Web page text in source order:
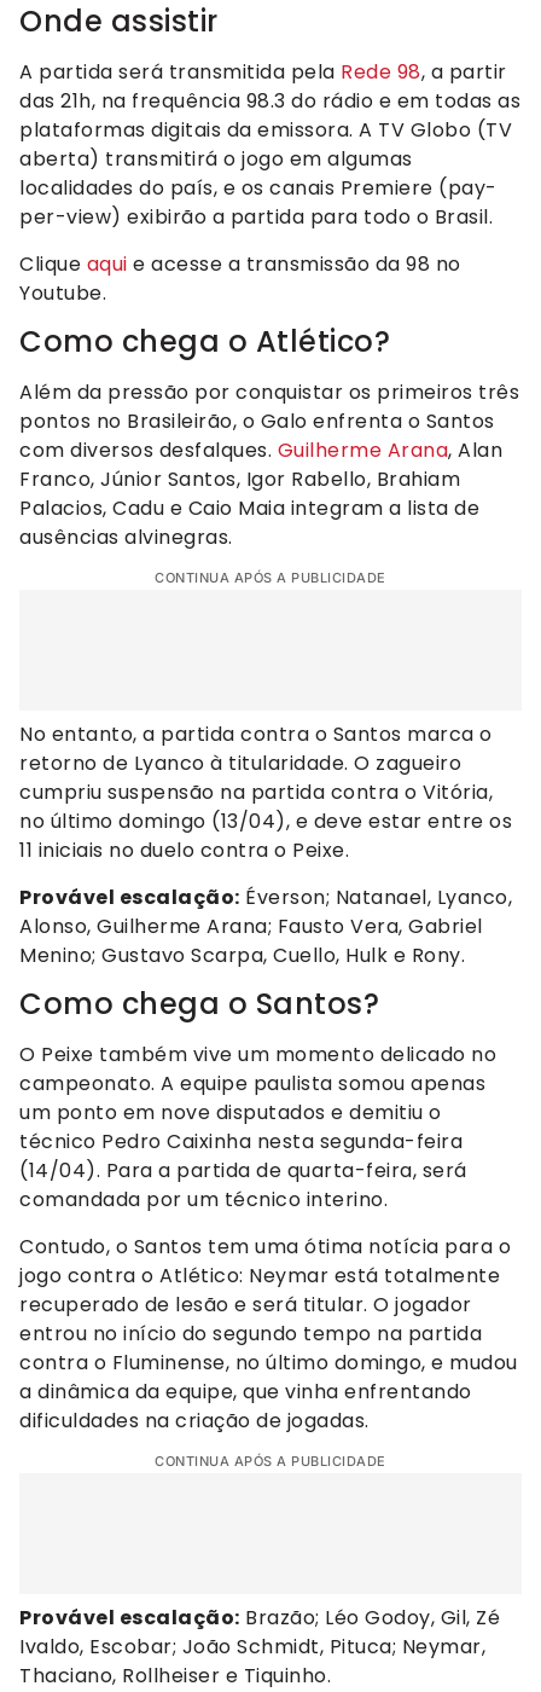
Onde assistir
A partida será transmitida pela Rede 98, a partir
das 21h, na frequência 98.3 do rádio e em todas as
plataformas digitais da emissora. A TV Globo (TV
aberta) transmitirá o jogo em algumas
localidades do país, e os canais Premiere (pay-
per-view) exibirão a partida para todo o Brasil.
Clique aqui e acesse a transmissão da 98 no
Youtube.
Como chega o Atlético?
Além da pressão por conquistar os primeiros três
pontos no Brasileirão, o Galo enfrenta o Santos
com diversos desfalques. Guilherme Arana, Alan
Franco, Júnior Santos, Igor Rabello, Brahiam
Palacios, Cadu e Caio Maia integram a lista de
ausências alvinegras.
CONTINUA APÓS A PUBLICIDADE
No entanto, a partida contra o Santos marca o
retorno de Lyanco à titularidade. O zagueiro
cumpriu suspensão na partida contra o Vitória,
no último domingo (13/04), e deve estar entre os
11 iniciais no duelo contra o Peixe.
Provável escalação: Éverson; Natanael, Lyanco,
Alonso, Guilherme Arana; Fausto Vera, Gabriel
Menino; Gustavo Scarpa, Cuello, Hulk e Rony.
Como chega o Santos?
O Peixe também vive um momento delicado no
campeonato. A equipe paulista somou apenas
um ponto em nove disputados e demitiu o
técnico Pedro Caixinha nesta segunda-feira
(14/04). Para a partida de quarta-feira, será
comandada por um técnico interino.
Contudo, o Santos tem uma ótima notícia para o
jogo contra o Atlético: Neymar está totalmente
recuperado de lesão e será titular. O jogador
entrou no início do segundo tempo na partida
contra o Fluminense, no último domingo, e mudou
a dinâmica da equipe, que vinha enfrentando
dificuldades na criação de jogadas.
CONTINUA APÓS A PUBLICIDADE
Provável escalação: Brazão; Léo Godoy, Gil, Zé
Ivaldo, Escobar; João Schmidt, Pituca; Neymar,
Thaciano, Rollheiser e Tiquinho.